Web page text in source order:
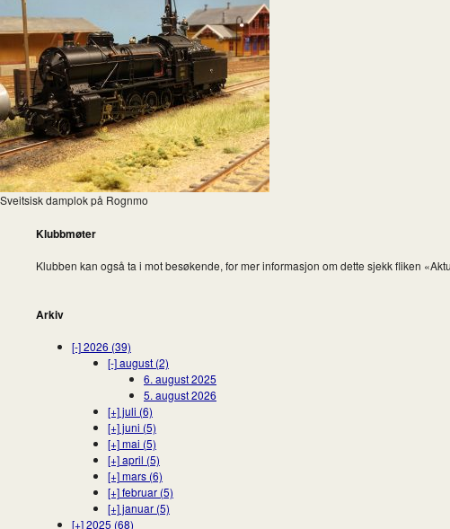
Sveitsisk damplok på Rognmo
Klubbmøter
Klubben kan også ta i mot besøkende, for mer informasjon om dette sjekk fliken
Arkiv
[-]2026 (39)
[-]august (2)
6. august 2025
5. august 2026
[+]juli (6)
[+]juni (5)
[+]mai (5)
[+]april (5)
[+]mars (6)
[+]februar (5)
[+]januar (5)
[+]2025 (68)